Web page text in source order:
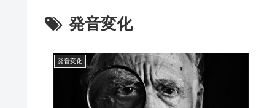
発音変化
発音変化